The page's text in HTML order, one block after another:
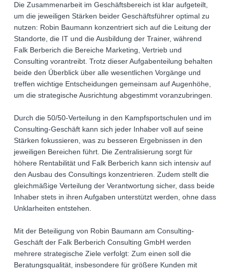
Die Zusammenarbeit im Geschäftsbereich ist klar aufgeteilt,
um die jeweiligen Stärken beider Geschäftsführer optimal zu
nutzen: Robin Baumann konzentriert sich auf die Leitung der
Standorte, die IT und die Ausbildung der Trainer, während
Falk Berberich die Bereiche Marketing, Vertrieb und
Consulting vorantreibt. Trotz dieser Aufgabenteilung behalten
beide den Überblick über alle wesentlichen Vorgänge und
treffen wichtige Entscheidungen gemeinsam auf Augenhöhe,
um die strategische Ausrichtung abgestimmt voranzubringen.
Durch die 50/50-Verteilung in den Kampfsportschulen und im
Consulting-Geschäft kann sich jeder Inhaber voll auf seine
Stärken fokussieren, was zu besseren Ergebnissen in den
jeweiligen Bereichen führt. Die Zentralisierung sorgt für
höhere Rentabilität und Falk Berberich kann sich intensiv auf
den Ausbau des Consultings konzentrieren. Zudem stellt die
gleichmäßige Verteilung der Verantwortung sicher, dass beide
Inhaber stets in ihren Aufgaben unterstützt werden, ohne dass
Unklarheiten entstehen.
Mit der Beteiligung von Robin Baumann am Consulting-
Geschäft der Falk Berberich Consulting GmbH werden
mehrere strategische Ziele verfolgt: Zum einen soll die
Beratungsqualität, insbesondere für größere Kunden mit